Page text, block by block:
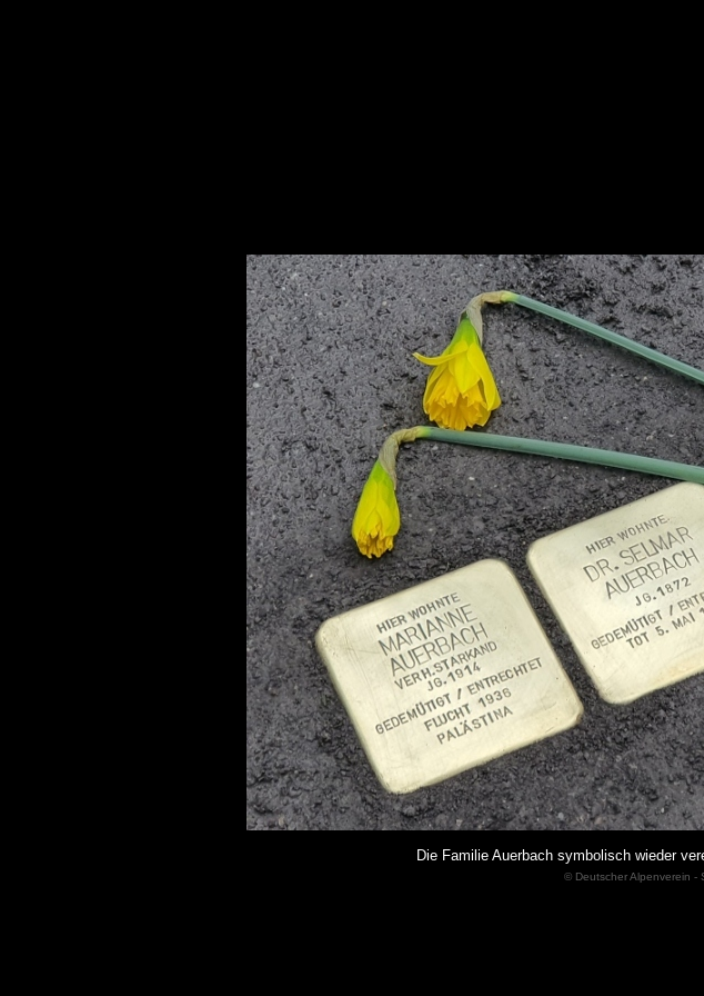
Die Familie Auerbach symbolisch wieder
© Deutscher Alpenverein -